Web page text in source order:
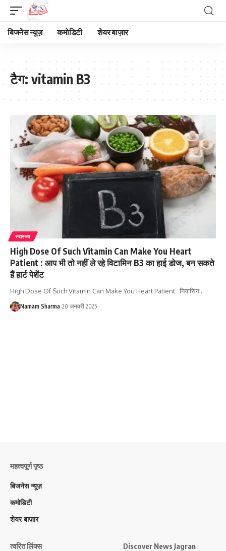
बिजनेस न्यूज़ कमोडिटी शेयर बाज़ार
टैग: vitamin B3
स्वास्थ्य
High Dose Of Such Vitamin Can Make You Heart
Patient : आप भी तो नहीं ले रहे विटामिन B3 का हाई डोज, बन सकते
हैं हार्ट पेशेंट
High Dose Of Such Vitamin Can Make You Heart Patient : नियासिन…
Namam Sharma 20 जनवरी 2025
महत्वपूर्ण पृष्ठ
बिजनेस न्यूज़
कमोडिटी
शेयर बाज़ार
त्वरित लिंक्स Discover News Jagran